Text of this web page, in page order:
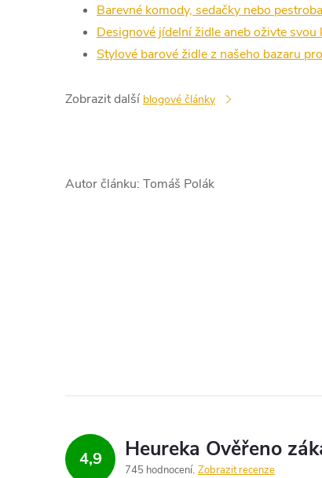
Barevné komody, sedačky nebo
Designové jídelní židle aneb oživte
Stylové barové židle z našeho bazaru
Zobrazit další blogové články
Autor článku: Tomáš Polák
4,9
745 hodnocení Zobrazit recenze